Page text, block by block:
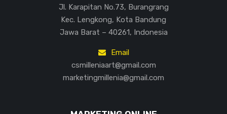
Jl. Karapitan No.73, Burangrang
Kec. Lengkong, Kota Bandung
Jawa Barat – 40261, Indonesia
Email
csmilleniaart@gmail.com
marketingmillenia@gmail.com